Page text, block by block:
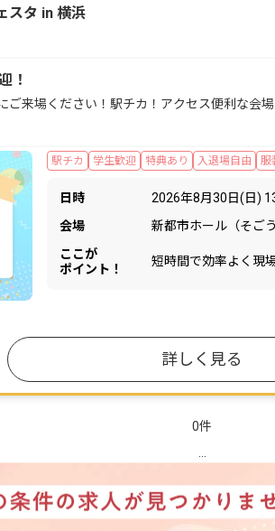
スタ in 横浜
！
駅チカ 学生歓迎 特典あり 入退場自由 服
来場ください！駅チカ！アクセス便利な会場
日時
2026年8月30日(日)
会場
新都市ホール（そご
ここが
ポイント！
短時間で効率よく現
詳しく見る
0件